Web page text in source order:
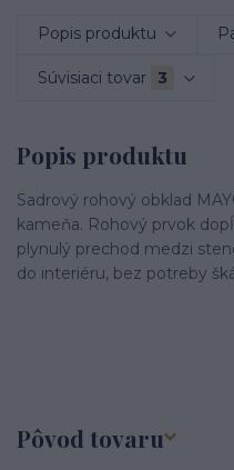
Popis produktu
Súvisiaci tovar 3
Popis produktu
Sadrový rohový obklad
kameňa. Rohový prvok
plynulý prechod medzi
do interiéru, bez potreby
Pôvod tovaru